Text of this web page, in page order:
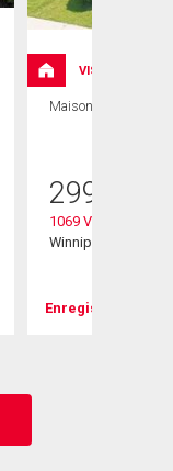
VISITE LIBRE
Maison
299 000
1069 Valour Road
Winnipeg, MB
Enregistrer